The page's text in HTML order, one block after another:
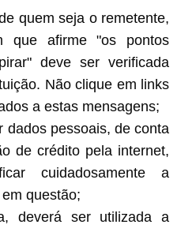
quem seja o remetente,
que afirme "os pontos
deve ser verificada
Não clique em links
a estas mensagens;
dados pessoais, de conta
de crédito pela internet,
cuidadosamente a
questão;
deverá ser utilizada a